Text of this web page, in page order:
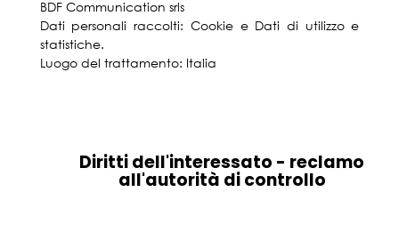
BDF Communication srls
Dati personali raccolti: Cookie e Dati di utilizzo e
statistiche.
Luogo del trattamento: Italia
Diritti dell'interessato - reclamo
all'autorità di controllo